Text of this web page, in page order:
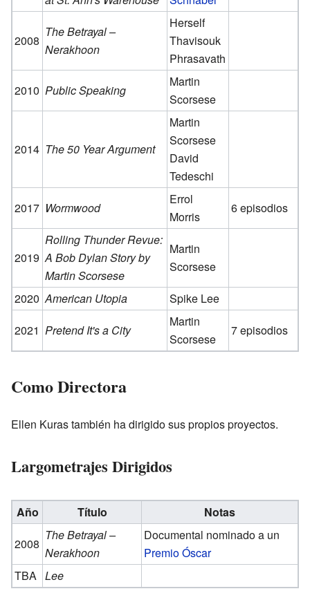
2008
The Betrayal –
Nerakhoon
Herself
Thavisouk
Phrasavath
2010 Public Speaking
Martin
Scorsese
2014 The 50 Year Argument
Martin
Scorsese
David
Tedeschi
2017 Wormwood
Errol
Morris
6 episodios
2019
Rolling Thunder Revue:
A Bob Dylan Story by
Martin Scorsese
Martin
Scorsese
2020 American Utopia
Spike Lee
2021 Pretend It's a City
Martin
Scorsese
7 episodios
Como Directora
Ellen Kuras también ha dirigido sus propios proyectos.
Largometrajes Dirigidos
Año Título
Notas
2008
The Betrayal –
Nerakhoon
Documental nominado a un
Premio Óscar
TBA Lee